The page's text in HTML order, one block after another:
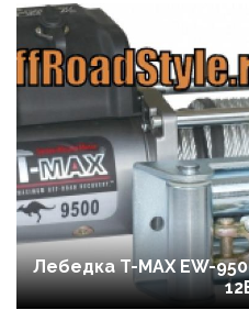
Лебедка T-MAX EW-